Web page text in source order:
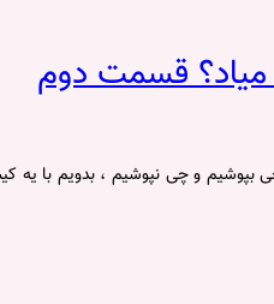
قسمت دوم
و چی نپوشیم ، بدویم با یه